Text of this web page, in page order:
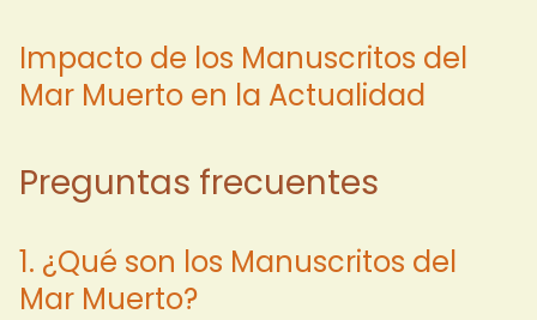
Impacto de los Manuscritos del
Mar Muerto en la Actualidad
Preguntas frecuentes
1. ¿Qué son los Manuscritos del
Mar Muerto?